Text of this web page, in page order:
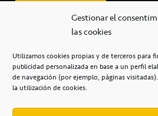
Gestionar el
las cookies
Utilizamos cookies propias y de terceros para
publicidad personalizada en base a un perfil
de navegación (por ejemplo, páginas
la utilización de cookies.+34 922 253 684